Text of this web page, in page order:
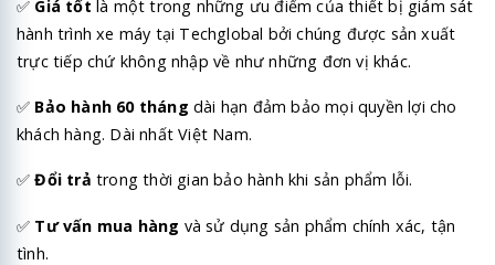
✅ Giá tốt là một trong những ưu điểm của thiết bị giám sát
hành trình xe máy tại Techglobal bởi chúng được sản xuất
trực tiếp chứ không nhập về như những đơn vị khác.
✅ Bảo hành 60 tháng dài hạn đảm bảo mọi quyền lợi cho
khách hàng. Dài nhất Việt Nam.
✅ Đổi trả trong thời gian bảo hành khi sản phẩm lỗi.
✅ Tư vấn mua hàng và sử dụng sản phẩm chính xác, tận
tình.